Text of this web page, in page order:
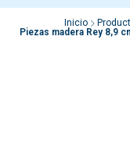
Inicio
Piezas madera Rey 8,9